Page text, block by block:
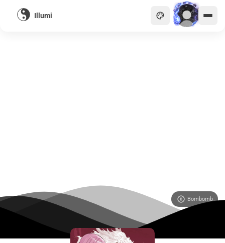
Illumi
Bombomb